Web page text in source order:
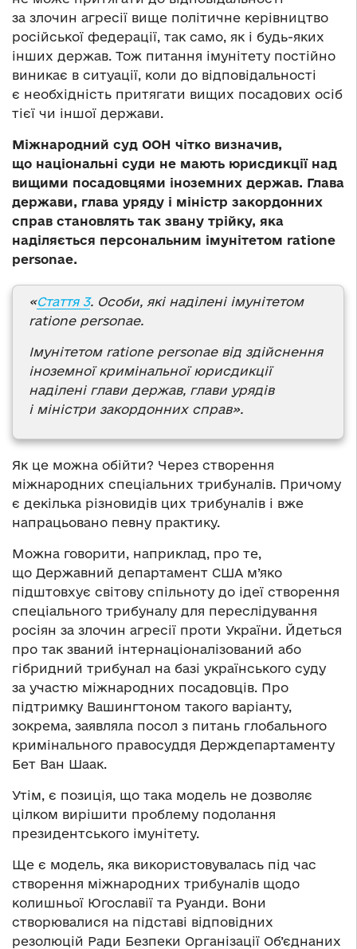
за злочин агресії вище політичне керівництво
російської федерації, так само, як і будь-яких
інших держав. Тож питання імунітету постійно
виникає в ситуації, коли до відповідальності
є необхідність притягати вищих посадових осіб
тієї чи іншої держави.
Міжнародний суд ООН чітко визначив,
що національні суди не мають юрисдикції над
вищими посадовцями іноземних держав. Глава
держави, глава уряду і міністр закордонних
справ становлять так звану трійку, яка
наділяється персональним імунітетом ratione
personae.
«Стаття 3. Особи, які наділені імунітетом
ratione personae.
Імунітетом ratione personae від здійснення
іноземної кримінальної юрисдикції
наділені глави держав, глави урядів
і міністри закордонних справ».
Як це можна обійти? Через створення
міжнародних спеціальних трибуналів. Причому
є декілька різновидів цих трибуналів і вже
напрацьовано певну практику.
Можна говорити, наприклад, про те,
що Державний департамент США м’яко
підштовхує світову спільноту до ідеї створення
спеціального трибуналу для переслідування
росіян за злочин агресії проти України. Йдеться
про так званий інтернаціоналізований або
гібридний трибунал на базі українського суду
за участю міжнародних посадовців. Про
підтримку Вашингтоном такого варіанту,
зокрема, заявляла посол з питань глобального
кримінального правосуддя Держдепартаменту
Бет Ван Шаак.
Утім, є позиція, що така модель не дозволяє
цілком вирішити проблему подолання
президентського імунітету.
Ще є модель, яка використовувалась під час
створення міжнародних трибуналів щодо
колишньої Югославії та Руанди. Вони
створювалися на підставі відповідних
резолюцій Ради Безпеки Організації Об’єднаних